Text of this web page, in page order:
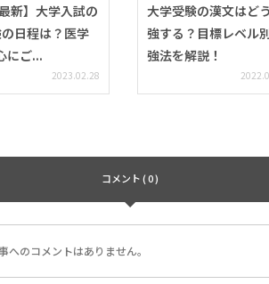
新】大学入試の
日程は？医学
にご...
2023.02.28
大学受験の漢文はど
強する？目標レベル
強法を解説！
コメント ( 0 )
へのコメントはありません。